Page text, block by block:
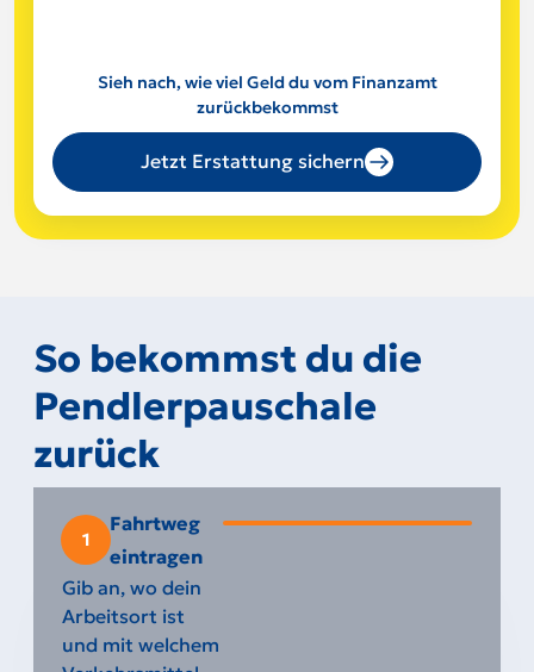
Sieh nach, wie viel Geld du vom Finanzamt
zurückbekommst
Jetzt Erstattung sichern
So bekommst du die
Pendlerpauschale
zurück
1
Fahrtweg
eintragen
Gib an, wo dein
Arbeitsort ist
und mit welchem